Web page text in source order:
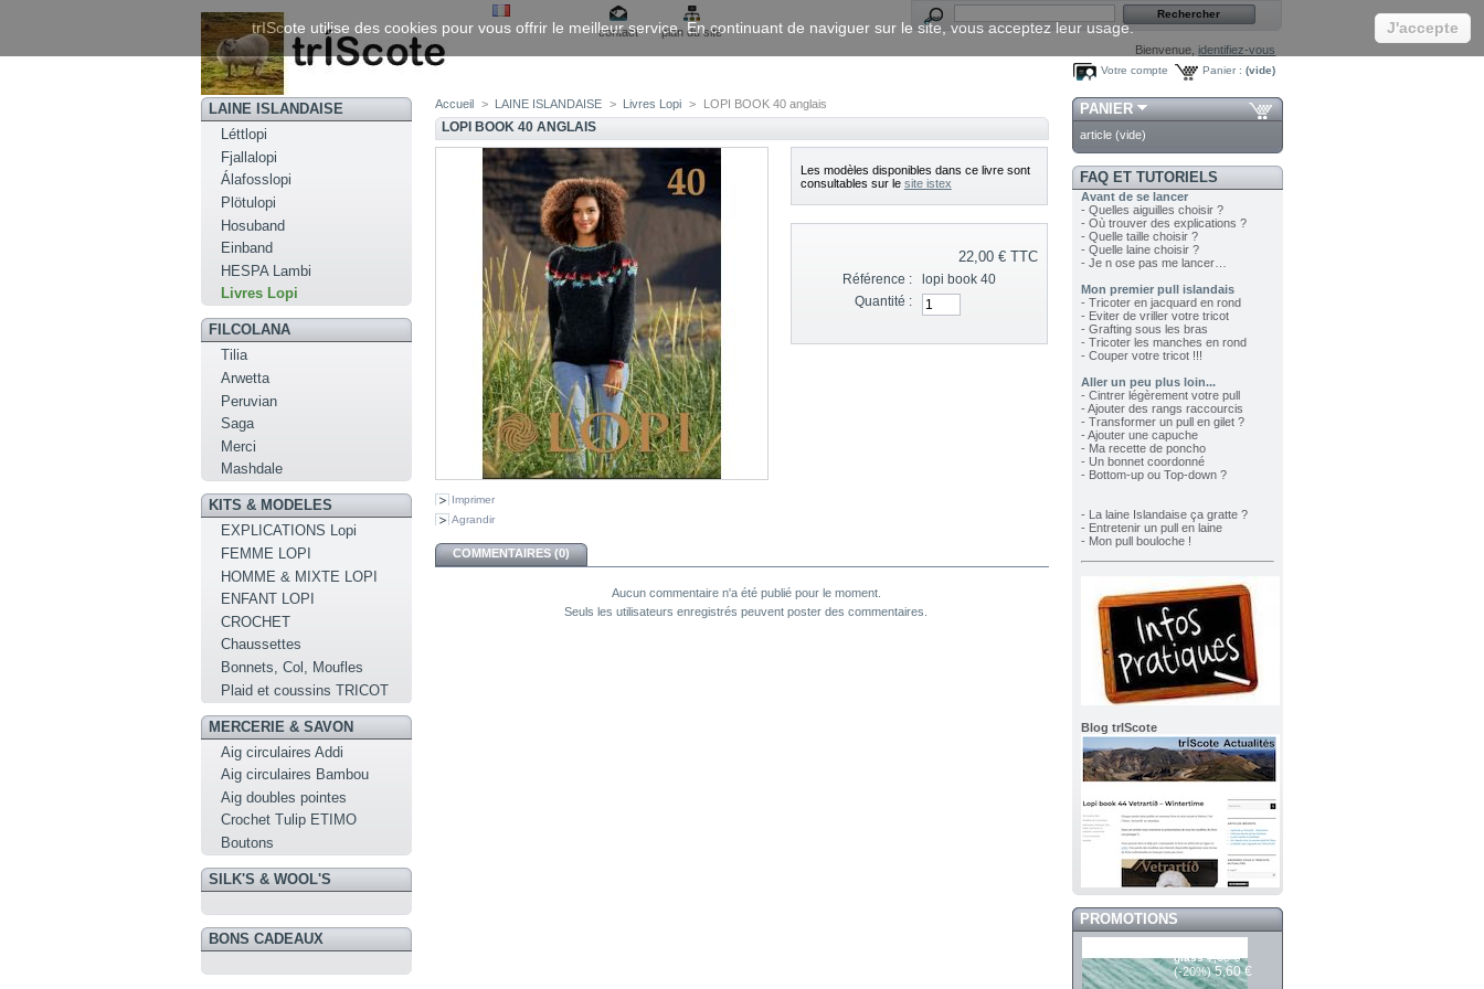
contact
plan du site
Bienvenue, identifiez-vous
Panier : (vide)
Votre compte
LAINE ISLANDAISE
Léttlopi
Fjallalopi
Álafosslopi
Plötulopi
Hosuband
Einband
HESPA Lambi
Livres Lopi
FILCOLANA
Tilia
Arwetta
Peruvian
Saga
Merci
Mashdale
KITS & MODELES
EXPLICATIONS Lopi
FEMME LOPI
HOMME & MIXTE LOPI
ENFANT LOPI
CROCHET
Chaussettes
Bonnets, Col, Moufles
Plaid et coussins TRICOT
MERCERIE & SAVON
Aig circulaires Addi
Aig circulaires Bambou
Aig doubles pointes
Crochet Tulip ETIMO
Boutons
SILK'S & WOOL'S
BONS CADEAUX
Accueil > LAINE ISLANDAISE > Livres Lopi > LOPI BOOK 40 anglais
LOPI BOOK 40 ANGLAIS
Imprimer
Agrandir
Les modèles disponibles dans ce livre sont
consultables sur le site istex
22,00 €TTC
Référence :
lopi book 40
Quantité :
COMMENTAIRES (0)
Aucun commentaire n'a été publié pour le moment.
Seuls les utilisateurs enregistrés peuvent poster des commentaires.
PANIER
article (vide)
FAQ ET TUTORIELS
Avant de se lancer
- Quelles aiguilles choisir ?
- Où trouver des explications ?
- Quelle taille choisir ?
- Quelle laine choisir ?
- Je n ose pas me lancer…
Mon premier pull islandais
- Tricoter en jacquard en rond
- Eviter de vriller votre tricot
- Grafting sous les bras
- Tricoter les manches en rond
- Couper votre tricot !!!
Aller un peu plus loin...
- Cintrer légèrement votre pull
- Ajouter des rangs raccourcis
- Transformer un pull en gilet ?
- Ajouter une capuche
- Ma recette de poncho
- Un bonnet coordonné
- Bottom-up ou Top-down ?
- La laine Islandaise ça gratte ?
- Entretenir un pull en laine
- Mon pull bouloche !
Blog trIScote
PROMOTIONS
glass7,00 €
(-20%) 5,60 €
trIScote utilise des cookies pour vous offrir le meilleur service. En continuant de naviguer sur le site, vous acceptez leur usage. J'accepte